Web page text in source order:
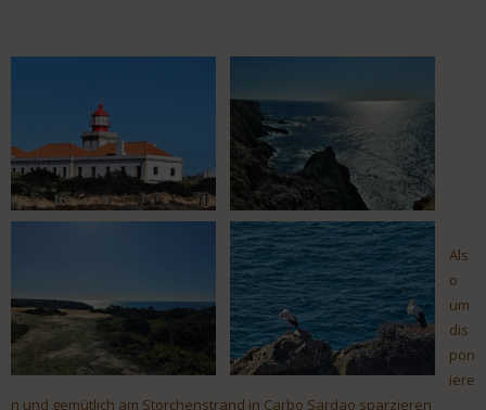
Als
o
um
dis
pon
iere
n und gemütlich am Storchenstrand in Carbo Sardao sparzieren